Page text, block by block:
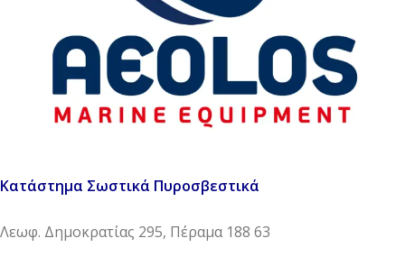
Κατάστημα Σωστικά Πυροσβεστικά
Λεωφ. Δημοκρατίας 295, Πέραμα 188 63